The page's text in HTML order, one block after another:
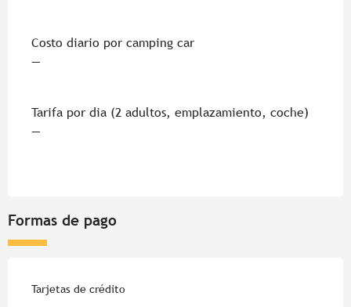
Costo diario por camping car
—
Tarifa por dia (2 adultos, emplazamiento, coche)
—
Formas de pago
Tarjetas de crédito